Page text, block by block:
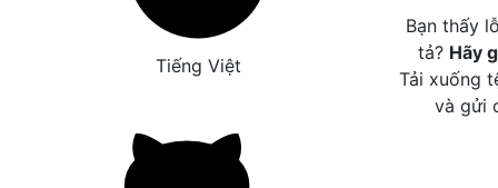
Tiếng Việt
Bạn thấy
tả? Hãy
Tải xuống
và gửi